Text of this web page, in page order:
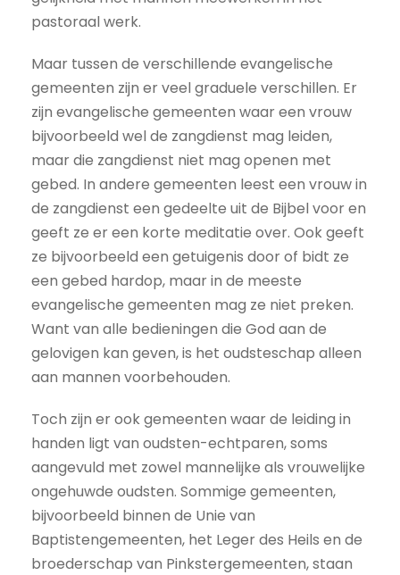
pastoraal werk.
Maar tussen de verschillende evangelische
gemeenten zijn er veel graduele verschillen. Er
zijn evangelische gemeenten waar een vrouw
bijvoorbeeld wel de zangdienst mag leiden,
maar die zangdienst niet mag openen met
gebed. In andere gemeenten leest een vrouw in
de zangdienst een gedeelte uit de Bijbel voor en
geeft ze er een korte meditatie over. Ook geeft
ze bijvoorbeeld een getuigenis door of bidt ze
een gebed hardop, maar in de meeste
evangelische gemeenten mag ze niet preken.
Want van alle bedieningen die God aan de
gelovigen kan geven, is het oudsteschap alleen
aan mannen voorbehouden.
Toch zijn er ook gemeenten waar de leiding in
handen ligt van oudsten-echtparen, soms
aangevuld met zowel mannelijke als vrouwelijke
ongehuwde oudsten. Sommige gemeenten,
bijvoorbeeld binnen de Unie van
Baptistengemeenten, het Leger des Heils en de
broederschap van Pinkstergemeenten, staan